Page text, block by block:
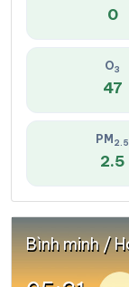
0
O3
47
PM 2.5
2.5
Bình minh /